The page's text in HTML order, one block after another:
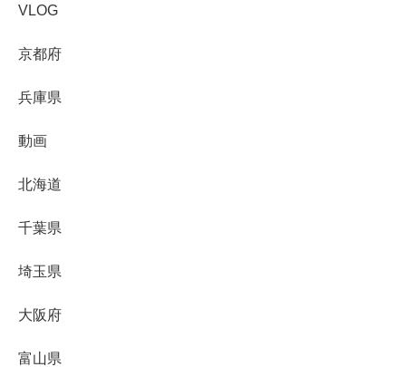
VLOG
京都府
兵庫県
動画
北海道
千葉県
埼玉県
大阪府
富山県